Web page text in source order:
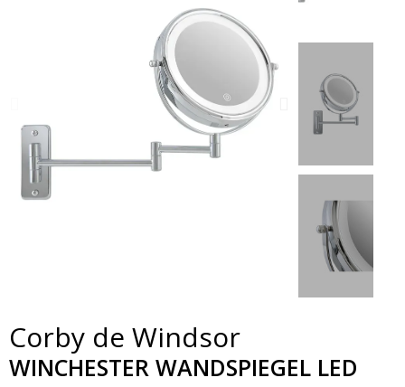
Corby de Windsor
WINCHESTER WANDSPIEGEL LED